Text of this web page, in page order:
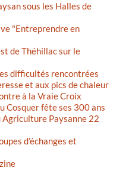
sous les Halles de
"Entreprendre en
de Théhillac sur le
difficultés rencontrées
et aux pics de chaleur
à la Vraie Croix
Cosquer fête ses 300 ans
Agriculture Paysanne 22
d’échanges et